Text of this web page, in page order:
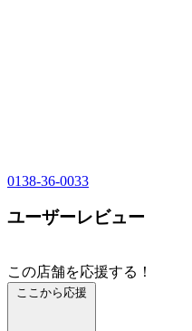
0138-36-0033
ユーザーレビュー
この店舗を応援する！
ここから応援